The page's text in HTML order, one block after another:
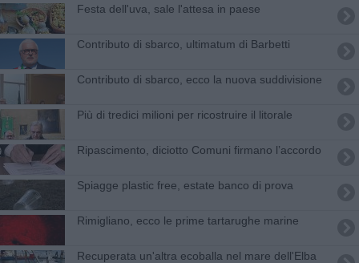
Festa dell'uva, sale l'attesa in paese
Contributo di sbarco, ultimatum di Barbetti
Contributo di sbarco, ecco la nuova suddivisione
Più di tredici milioni per ricostruire il litorale
Ripascimento, diciotto Comuni firmano l’accordo
Spiagge plastic free, estate banco di prova
Rimigliano, ecco le prime tartarughe marine
Recuperata un'altra ecoballa nel mare dell'Elba